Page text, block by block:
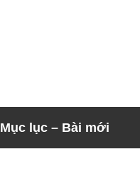
Mục lục – Bài mới